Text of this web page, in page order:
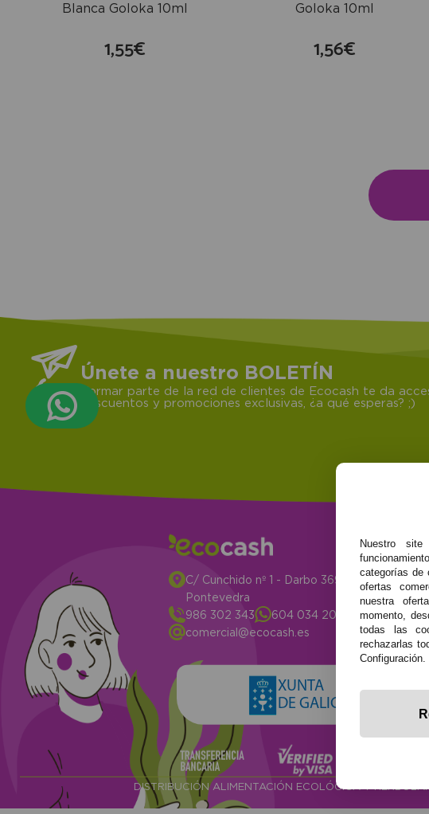
Blanca Goloka 10ml
1,55€
Goloka 10ml
1,56€
Únete a nuestro BOLETÍN
Formar parte de la red de clientes de Ecocash te da
descuentos y promociones exclusivas, ¿a qué esperas? ;)
C/ Cunchido nº 1 - Darbo 36940 Cangas
Pontevedra
986 302 343
604 034 204
comercial@ecocash.es
XUNTA
DE GALICIA
DISTRIBUCIÓN ALIMENTACIÓN ECOLÓGICA
Nuestro
categorías de
ofertas
nuestra
momento,
todas las
rechazarlas
Configuración.